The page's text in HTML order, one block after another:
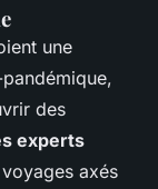
une
des
experts
axés